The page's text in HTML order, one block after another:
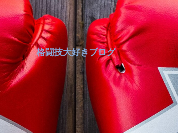
格闘技大好きブログ